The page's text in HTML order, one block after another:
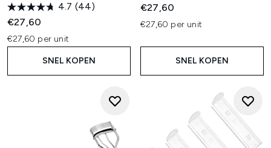
4.7 (44)
€27,60
€27,60 per unit
SNEL KOPEN
€27,60
€27,60 per unit
SNEL KOPEN